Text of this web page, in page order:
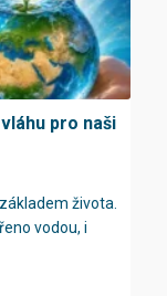
pro naši
života.
vodou, i